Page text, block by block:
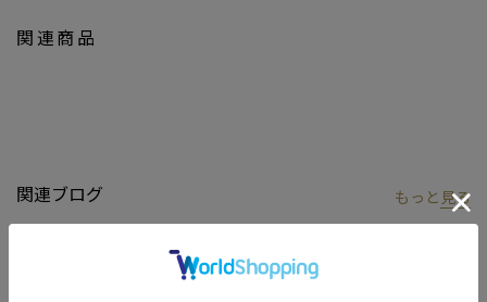
のクルーネックデザインで、顔周りをすっきり見せ、さまざまな
す。
着る人の快適性にフォーカスして、さまざまな機能を有したテイ
関連商品
関連ブログ もっと 見る